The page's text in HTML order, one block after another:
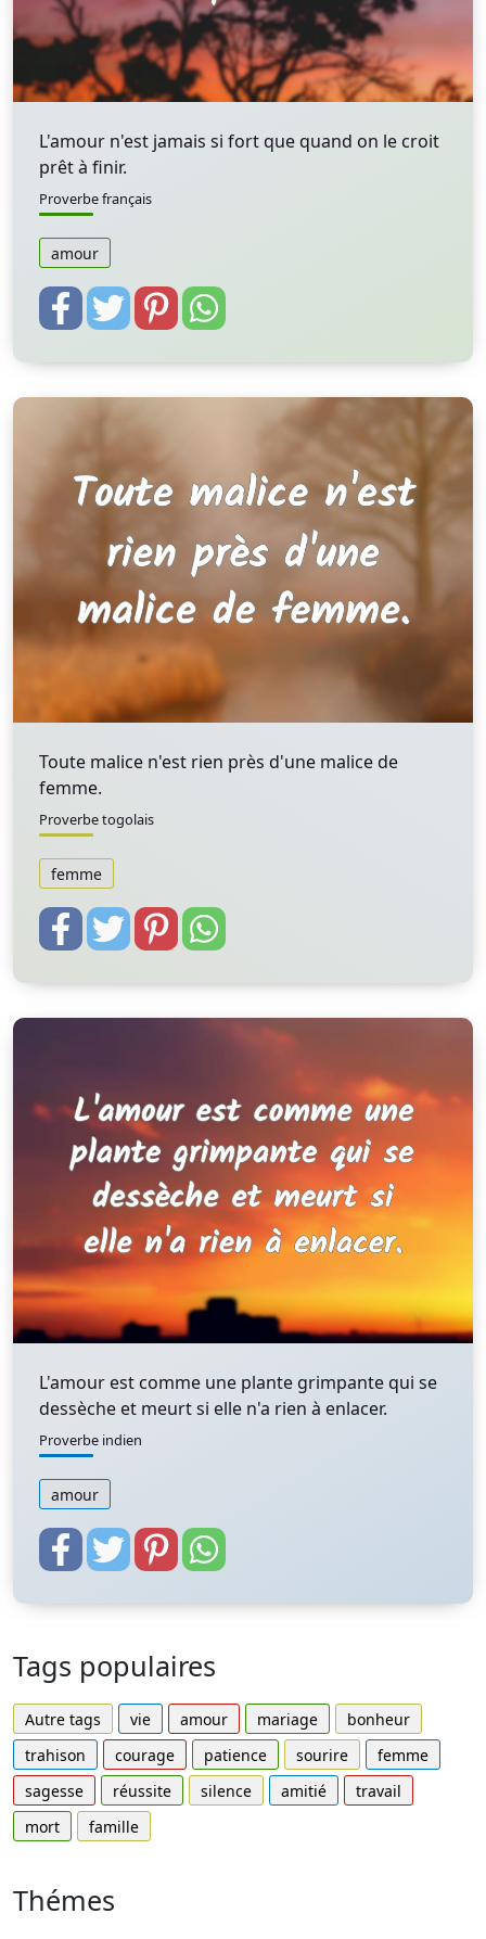
L'amour n'est jamais si fort que quand on le croit
prêt à finir.
Proverbe français
amour
Toute malice n'est rien près d'une malice de
femme.
Proverbe togolais
femme
L'amour est comme une plante grimpante qui se
dessèche et meurt si elle n'a rien à enlacer.
Proverbe indien
amour
Tags populaires
Autre tags vie amour mariage
bonheur
trahison
courage patience sourire
femme
sagesse
réussite silence amitié
travail
mort
famille
Thémes